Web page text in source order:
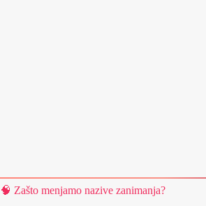
🧠 Zašto menjamo nazive zanimanja?